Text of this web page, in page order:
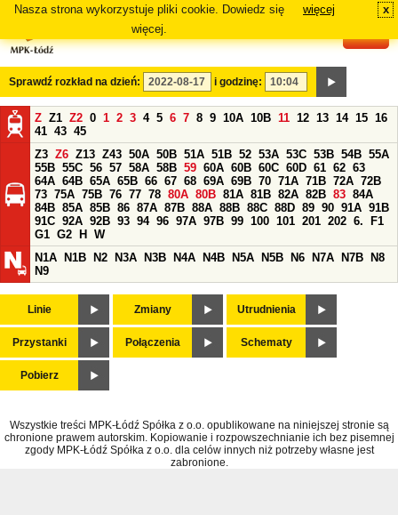
Nasza strona wykorzystuje pliki cookie. Dowiedz się
więcej.
więcej x
Sprawdź rozkład na dzień: i godzinę:
Z Z1 Z2 0 1 2 3 4 5 6 7 8 9 10A 10B 11 12 13 14 15 16
41 43 45
Z3 Z6 Z13 Z43 50A 50B 51A 51B 52 53A 53C 53B 54B 55A
55B 55C 56 57 58A 58B 59 60A 60B 60C 60D 61 62 63
64A 64B 65A 65B 66 67 68 69A 69B 70 71A 71B 72A 72B
73 75A 75B 76 77 78 80A 80B 81A 81B 82A 82B 83 84A
84B 85A 85B 86 87A 87B 88A 88B 88C 88D 89 90 91A 91B
91C 92A 92B 93 94 96 97A 97B 99 100 101 201 202 6.
F1
G1 G2 H
W
N1A
N1B N2 N3A N3B N4A N4B N5A N5B N6 N7A N7B
N8
N9
Linie Zmiany Utrudnienia
Przystanki Połączenia Schematy
Pobierz
Wszystkie treści MPK-Łódź Spółka z o.o. opublikowane na niniejszej stronie są
chronione prawem autorskim. Kopiowanie i rozpowszechnianie ich bez pisemnej
zgody MPK-Łódź Spółka z o.o. dla celów innych niż potrzeby własne jest
zabronione.